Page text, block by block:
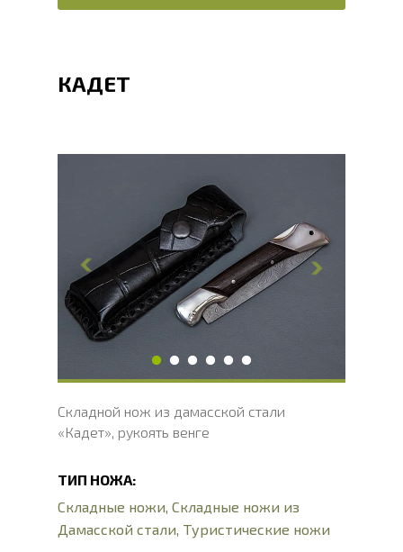
КАДЕТ
Длина клинка, мм
106.5
Ширина клинка, мм
17.8
Толщина обуха, мм
2.8
Ширина рукояти, мм
18.5
Длина рукояти, мм
Толщина рукояти, мм
Твердость клинка, HRC
Складной нож из дамасской стали
«Кадет», рукоять венге
ТИП НОЖА:
Складные ножи, Складные ножи из
Дамасской стали, Туристические ножи